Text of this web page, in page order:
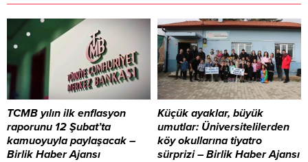
TCMB yılın ilk enflasyon
raporunu 12 Şubat’ta
kamuoyuyla paylaşacak –
Birlik Haber Ajansı
Küçük ayaklar, büyük
umutlar: Üniversitelilerden
köy okullarına tiyatro
sürprizi – Birlik Haber Ajansı